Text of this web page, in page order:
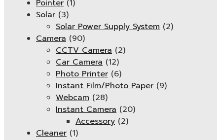
Pointer (1)
Solar (3)
Solar Power Supply System (2)
Camera (90)
CCTV Camera (2)
Car Camera (12)
Photo Printer (6)
Instant Film/Photo Paper (9)
Webcam (28)
Instant Camera (20)
Accessory (2)
Cleaner (1)